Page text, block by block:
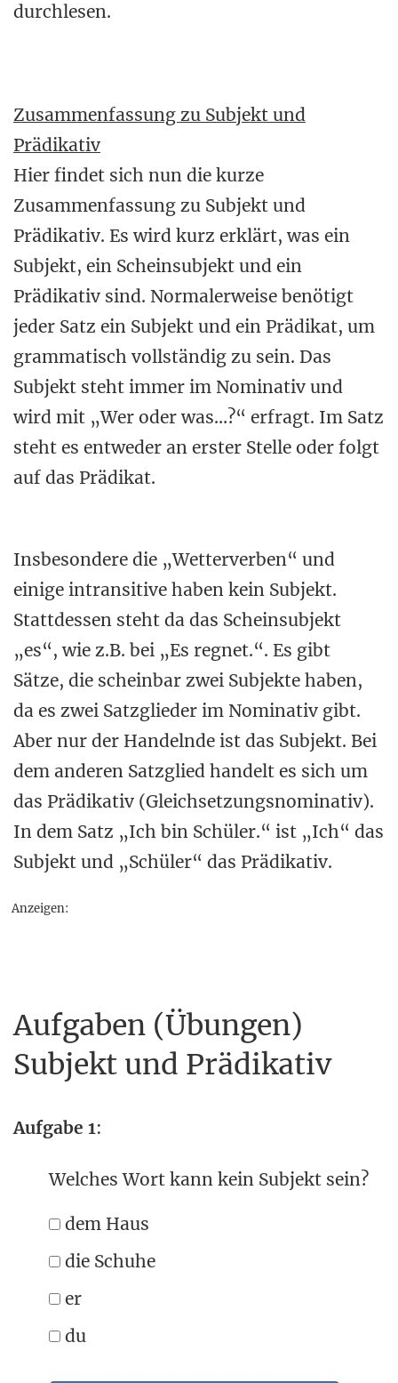
durchlesen.
Zusammenfassung zu Subjekt und
Prädikativ
Hier findet sich nun die kurze
Zusammenfassung zu Subjekt und
Prädikativ. Es wird kurz erklärt, was ein
Subjekt, ein Scheinsubjekt und ein
Prädikativ sind. Normalerweise benötigt
jeder Satz ein Subjekt und ein Prädikat, um
grammatisch vollständig zu sein. Das
Subjekt steht immer im Nominativ und
wird mit „Wer oder was…?“ erfragt. Im Satz
steht es entweder an erster Stelle oder folgt
auf das Prädikat.
Insbesondere die „Wetterverben“ und
einige intransitive haben kein Subjekt.
Stattdessen steht da das Scheinsubjekt
„es“, wie z.B. bei „Es regnet.“. Es gibt
Sätze, die scheinbar zwei Subjekte haben,
da es zwei Satzglieder im Nominativ gibt.
Aber nur der Handelnde ist das Subjekt. Bei
dem anderen Satzglied handelt es sich um
das Prädikativ (Gleichsetzungsnominativ).
In dem Satz „Ich bin Schüler.“ ist „Ich“ das
Subjekt und „Schüler“ das Prädikativ.
Anzeigen:
Aufgaben (Übungen)
Subjekt und Prädikativ
Aufgabe 1:
Welches Wort kann kein Subjekt sein?
dem Haus
die Schuhe
er
du